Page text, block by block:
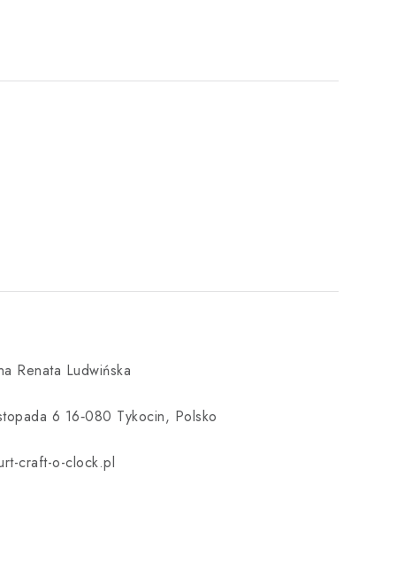
Renata Ludwińska
6 16‑080 Tykocin, Polsko
craft-o-clock.pl